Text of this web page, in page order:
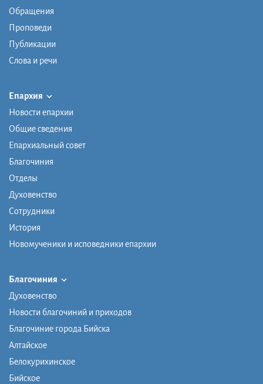
Обращения
Проповеди
Публикации
Слова и речи
Епархия
Новости епархии
Общие сведения
Епархиальный совет
Благочиния
Отделы
Духовенство
Сотрудники
История
Новомученики и исповедники епархии
Благочиния
Духовенство
Новости благочиний и приходов
Благочиние города Бийска
Алтайское
Белокурихинское
Бийское